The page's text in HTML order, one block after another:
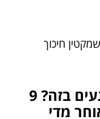
חיכוך
מה חשוב לדעת לפני שנוגעים בזה? 9
מדי